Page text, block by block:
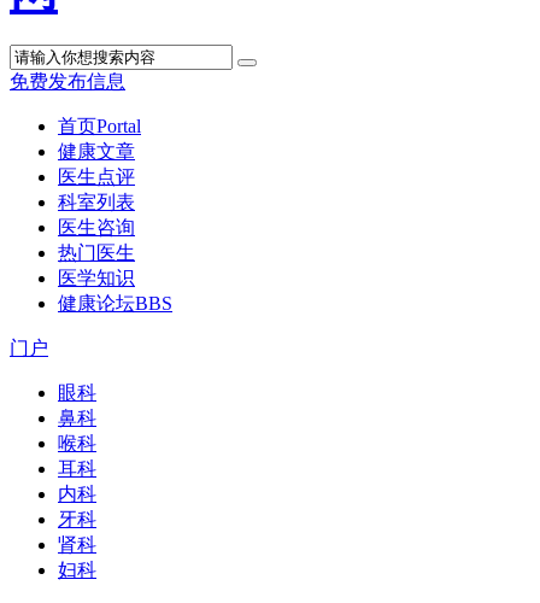
免费发布信息
首页Portal
健康文章
医生点评
科室列表
医生咨询
热门医生
医学知识
健康论坛BBS
门户
眼科
鼻科
喉科
耳科
内科
牙科
肾科
妇科